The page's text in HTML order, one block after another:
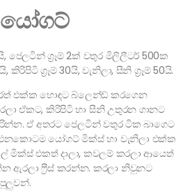
යෝගට්
ජෙලටින් ග්‍රෑම් 2ක් වතුර මිලිලීටර් 500ක
ග්‍රෑම් 30යි, වැනිලා, සීනි ග්‍රෑම් 50යි.
එක්ක හොඳට බ්ලෙන්ඩ් කරගෙන
ඒකට, කිරිපිටි හා සීනි උතුරන ගානට
ඒ අතරට ජෙලටින් වතුර ටික බාගෙට
යෝගට් මික්ස් හා වැනිලා එක්ක
මික්ස් එකත් දාලා, කවලම් කරලා ආයෙත්
ඇරලා ෆ්‍රීස් කරන්න. කරලා නිවුනට